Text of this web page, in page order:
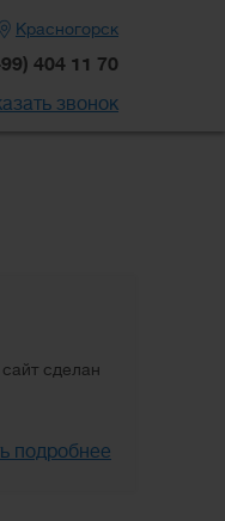
Красногорск
404 11 70
звонок
сделан
подробнее